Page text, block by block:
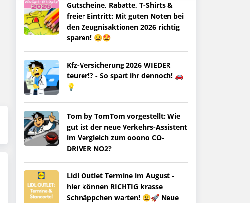
Gutscheine, Rabatte, T-Shirts &
freier Eintritt: Mit guten Noten bei
den Zeugnisaktionen 2026 richtig
sparen! 😀🤩
Kfz-Versicherung 2026 WIEDER
teurer!? - So spart ihr dennoch! 🚗
💡
Tom by TomTom vorgestellt: Wie
gut ist der neue Verkehrs-Assistent
im Vergleich zum ooono CO-
DRIVER NO2?
Lidl Outlet Termine im August -
hier können RICHTIG krasse
Schnäppchen warten! 😀🚀 Neue